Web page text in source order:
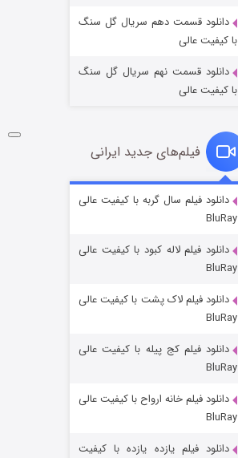
قسمت ۷ (زیرنویس) منتشر شد
شوگر فصل ۲
قسمت
خاندان اژدها فصل ۳
دانلود قسمت دهم سریال گل سنگ
با کیفیت عالی
دانلود قسمت نهم سریال گل سنگ
با کیفیت عالی
فیلم‌های جدید ایرانی
دانلود فیلم سال گربه با کیفیت عالی
BluRay
دانلود فیلم لاله کبود با کیفیت عالی
BluRay
دانلود فیلم لاک پشت با کیفیت عالی
BluRay
دانلود فیلم کج‌ پیله با کیفیت عالی
BluRay
دانلود فیلم خانه ارواح با کیفیت عالی
BluRay
دانلود فیلم یازده یازده با کیفیت